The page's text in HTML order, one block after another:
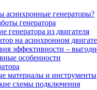
асинхронные генераторы?
генератора
генератора из двигателя
на асинхронном
эффективности –
особенности
материалы и инструменты
схемы подключения